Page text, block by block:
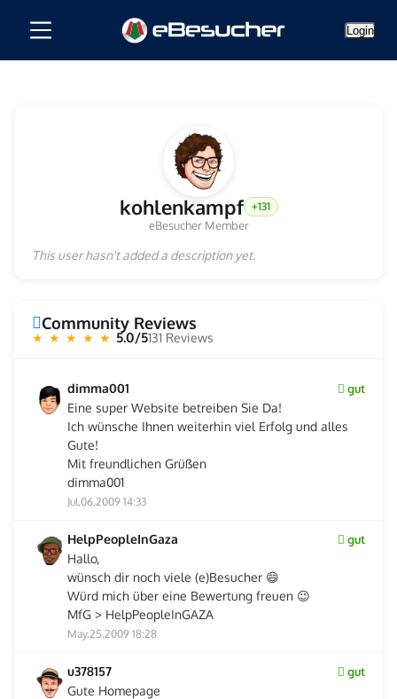
Login
kohlenkampf +131
eBesucher Member
This user hasn't added a description yet.
Community Reviews
★ ★ ★ ★ ★ 5.0/5131 Reviews
dimma001 gut
Eine super Website betreiben Sie Da!
Ich wünsche Ihnen weiterhin viel Erfolg und alles
Gute!
Mit freundlichen Grüßen
dimma001
Jul.06.2009 14:33
HelpPeopleInGaza gut
Hallo,
wünsch dir noch viele (e)Besucher 😄
Würd mich über eine Bewertung freuen 😉
MfG > HelpPeopleInGAZA
May.25.2009 18:28
u378157 gut
Gute Homepage